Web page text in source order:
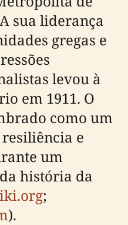
sua liderança
gregas e
levou à
em 1911. O
como um
e
um
história da
;
).